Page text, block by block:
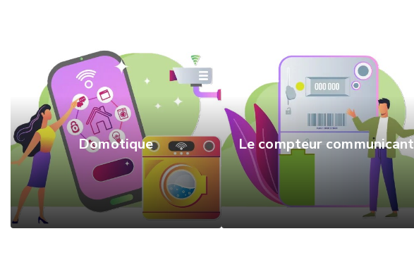
Domotique Le compteur communicant